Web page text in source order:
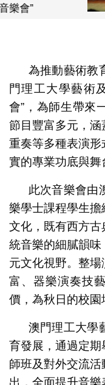
為推動藝術教
門理工大學藝術
會”，為師生帶來
節目豐富多元，涵
重奏等多種表演
實的專業功底與舞
此次音樂會由
樂學士課程學生
文化，既有西方
統音樂的細膩韻
元文化視野。整
富、器樂演奏技
價，為秋日的校園
澳門理工大學
育發展，通過定
師班及對外交流
出，全面提升音